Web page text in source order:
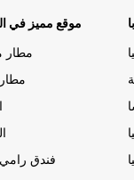
موقع مميز في
فندق